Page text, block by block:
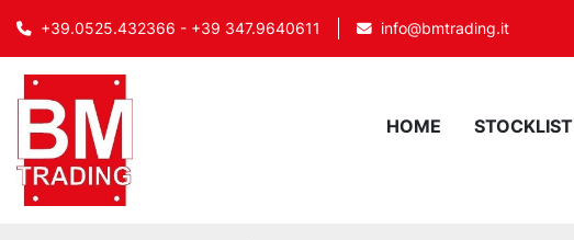
+39.0525.432366 - +39 347.9640611 info@bmtrading.it
HOME STOCKLIST